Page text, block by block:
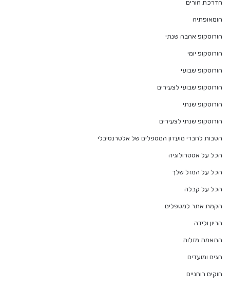
הדרכת הורים
הומאופתיה
הורוסקופ אהבה שנתי
הורוסקופ יומי
הורוסקופ שבועי
הורוסקופ שבועי לצעירים
הורוסקופ שנתי
הורוסקופ שנתי לצעירים
הטבות לחברי מועדון המטפלים של אלטרנטיבלי
הכל על אסטרולוגיה
הכל על המזל שלך
הכל על קבלה
הקמת אתר למטפלים
הריון ולידה
התאמת מזלות
חגים ומועדים
חוקים רוחניים